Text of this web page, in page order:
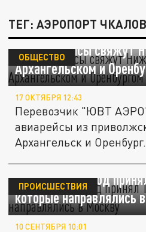
ТЕГ: АЭРОПОРТ ЧКАЛОВ
Прямые рейсы свяжут
Архангельском и
ОБЩЕСТВО
17 ОКТЯБРЯ 12:43
Перевозчик "ЮВТ
авиарейсы из
Архангельск и Оренбург.
Нижний Новгород
которые направлялись
ПРОИСШЕСТВИЯ
10 СЕНТЯБРЯ 10:01